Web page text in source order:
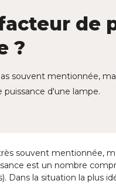
de
?
souvent mentionnée,
d'une lampe.
souvent mentionnée,
est un nombre
Dans la situation la plus